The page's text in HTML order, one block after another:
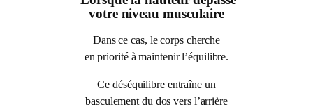
votre niveau musculaire
Dans ce cas, le corps cherche
en priorité à maintenir l’équilibre.
Ce déséquilibre entraîne un
basculement du dos vers l’arrière